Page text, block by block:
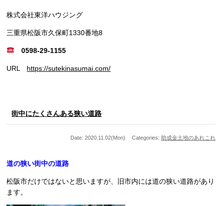
株式会社東洋ハウジング
三重県松阪市久保町1330番地8
0598-29-1155
URL https://sutekinasumai.com/
街中にたくさんある狭い道路
Date: 2020.11.02(Mon) Categories: 助成金土地のあれこれ
道の狭い街中の道路
松阪市だけではないと思いますが、旧市内には道の狭い道路があり
ます。